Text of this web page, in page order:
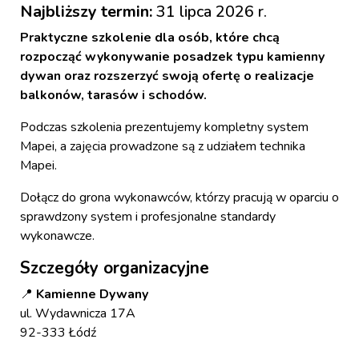
Najbliższy termin:31 lipca 2026 r.
Praktyczne szkolenie dla osób, które chcą
rozpocząć wykonywanie posadzek typu kamienny
dywan oraz rozszerzyć swoją ofertę o realizacje
balkonów, tarasów i schodów.
Podczas szkolenia prezentujemy kompletny system
Mapei, a zajęcia prowadzone są z udziałem technika
Mapei.
Dołącz do grona wykonawców, którzy pracują w oparciu o
sprawdzony system i profesjonalne standardy
wykonawcze.
Szczegóły organizacyjne
📍 Kamienne Dywany
ul. Wydawnicza 17A
92-333 Łódź